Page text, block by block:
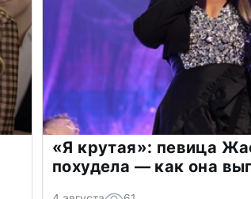
«Я крутая»: певица
похудела — как она